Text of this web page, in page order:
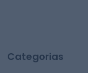
Categorias